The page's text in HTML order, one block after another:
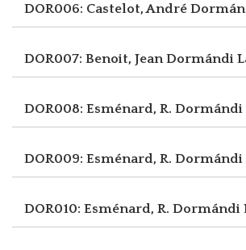
DOR006: Castelot, André
DOR007: Benoit, JeanDormándi
DOR008: Esménard, R. Dormándi
DOR009: Esménard, R. Dormándi
DOR010: Esménard, R. Dormándi